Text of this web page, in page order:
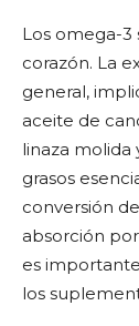
Los omega-3
corazón. La
general,
aceite de
linaza molida
grasos
conversión
absorción
es
los